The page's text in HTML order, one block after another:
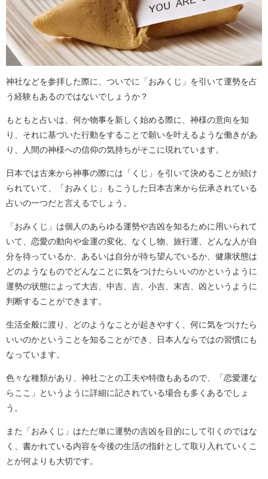
神社などを参拝した際に、ついでに「おみくじ」を引いて運勢を占
う経験もあるのではないでしょうか？
もともと占いは、何か物事を新しく始める際に、神様の意向を知
り、それに基づいた行動をすることで願いを叶えるような働きがあ
り、人間の神様への信仰の気持ちがそこに現れています。
日本では古来から神事の際には「くじ」を引いて決めることが続け
られていて、「おみくじ」もこうした日本古来から伝承されている
占いの一つだと言えるでしょう。
「おみくじ」は個人のあらゆる運勢や吉凶を知るために用いられて
いて、恋愛の動向や金運の変化、なくし物、旅行運、どんな人が自
分を待っているか、あるいは自分が待ち望んでいるか、健康状態は
どのようなものでどんなことに気をつけたらいいのかというように
運勢の状態によって大吉、中吉、吉、小吉、末吉、凶というように
判断することができます。
生活全般に渡り、どのようなことが起きやすく、何に気をつけたら
いいのかということを知ることができ、日本人ならではの習慣にも
なっています。
色々な種類があり、神社ごとの工夫や特徴もあるので、「恋愛運な
らここ」というように詳細に記されている場合も多くあるでしょ
う。
また「おみくじ」はただ単に運勢の吉凶を目的にして引くのではな
く、書かれている内容を今後の生活の指針として取り入れていくこ
とが何よりも大切です。